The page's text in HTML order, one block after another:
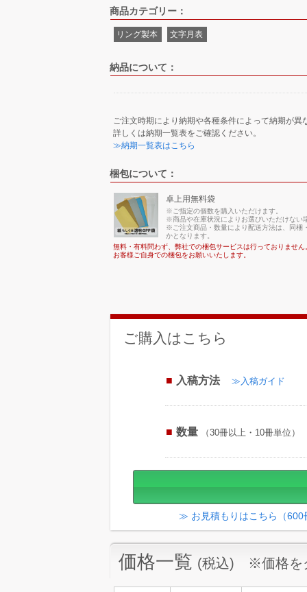
商品カテゴリー：
リング製本 文字月表
納品について：
ご注文時期により納期や各種条件によって納期が異
詳しくは納期一覧表をご確認ください。
≫納期一覧表はこちら
梱包について：
卓上用無料袋
※ご指定の個数を購入いただけます。
※商品や在庫状況によりお選びいただけない
※ご注文商品・数量により配送方法は、同梱
かとなります。
無料・有料問わず、弊社での梱包サービスは行っておりません
お客様ご自身での梱包をお願いいたします。
ご購入はこちら
入稿方法 ≫入稿ガイド
数量 （30冊以上・10冊単位）
≫ お見積もりはこちら（600
価格一覧 (税込) ※価格を